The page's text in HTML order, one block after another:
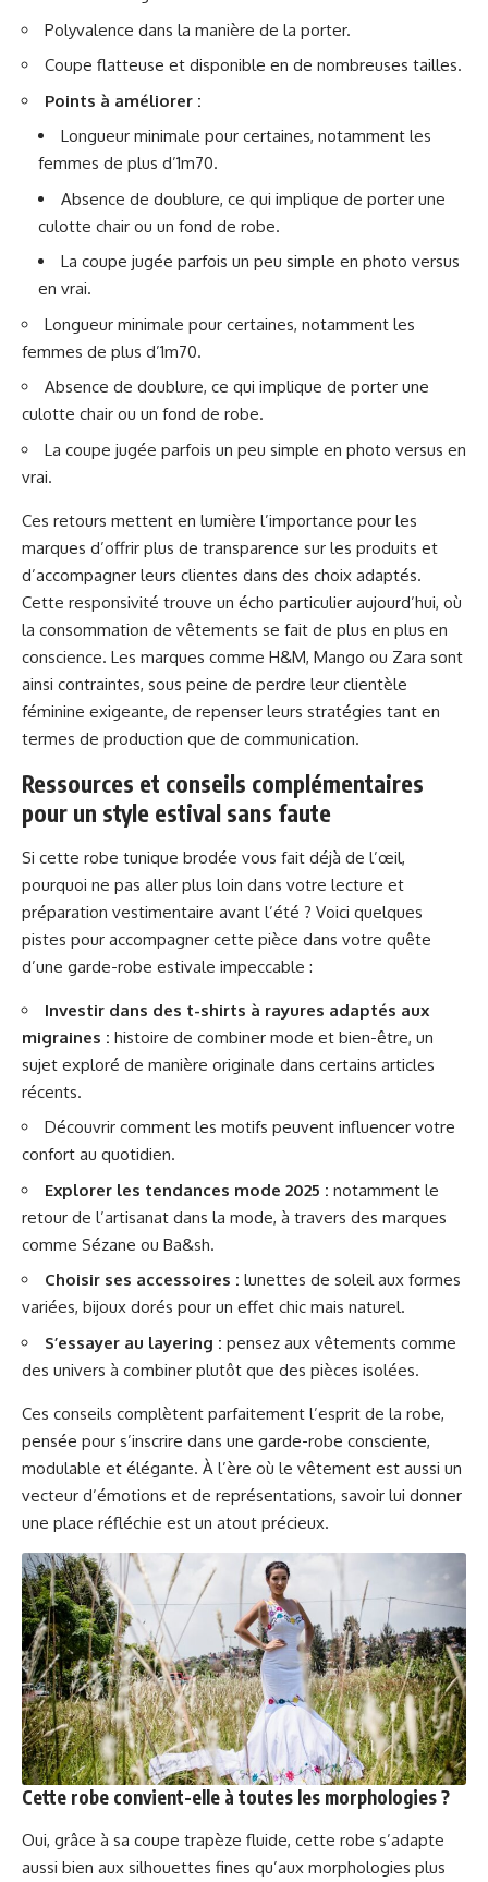
Polyvalence dans la manière de la porter.
Coupe flatteuse et disponible en de nombreuses tailles.
Points à améliorer :
Longueur minimale pour certaines, notamment les
femmes de plus d’1m70.
Absence de doublure, ce qui implique de porter une
culotte chair ou un fond de robe.
La coupe jugée parfois un peu simple en photo versus
en vrai.
Longueur minimale pour certaines, notamment les
femmes de plus d’1m70.
Absence de doublure, ce qui implique de porter une
culotte chair ou un fond de robe.
La coupe jugée parfois un peu simple en photo versus en
vrai.
Ces retours mettent en lumière l’importance pour les
marques d’offrir plus de transparence sur les produits et
d’accompagner leurs clientes dans des choix adaptés.
Cette responsivité trouve un écho particulier aujourd’hui, où
la consommation de vêtements se fait de plus en plus en
conscience. Les marques comme H&M, Mango ou Zara sont
ainsi contraintes, sous peine de perdre leur clientèle
féminine exigeante, de repenser leurs stratégies tant en
termes de production que de communication.
Ressources et conseils complémentaires
pour un style estival sans faute
Si cette robe tunique brodée vous fait déjà de l’œil,
pourquoi ne pas aller plus loin dans votre lecture et
préparation vestimentaire avant l’été ? Voici quelques
pistes pour accompagner cette pièce dans votre quête
d’une garde-robe estivale impeccable :
Investir dans des t-shirts à rayures adaptés aux
migraines : histoire de combiner mode et bien-être, un
sujet exploré de manière originale dans certains articles
récents.
Découvrir comment les motifs peuvent influencer votre
confort au quotidien.
Explorer les tendances mode 2025 : notamment le
retour de l’artisanat dans la mode, à travers des marques
comme Sézane ou Ba&sh.
Choisir ses accessoires : lunettes de soleil aux formes
variées, bijoux dorés pour un effet chic mais naturel.
S’essayer au layering : pensez aux vêtements comme
des univers à combiner plutôt que des pièces isolées.
Ces conseils complètent parfaitement l’esprit de la robe,
pensée pour s’inscrire dans une garde-robe consciente,
modulable et élégante. À l’ère où le vêtement est aussi un
vecteur d’émotions et de représentations, savoir lui donner
une place réfléchie est un atout précieux.
Cette robe convient-elle à toutes les morphologies ?
Oui, grâce à sa coupe trapèze fluide, cette robe s’adapte
aussi bien aux silhouettes fines qu’aux morphologies plus